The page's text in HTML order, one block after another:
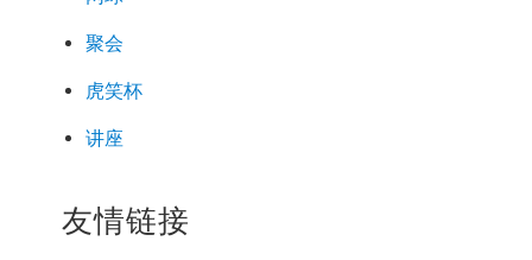
聚会
虎笑杯
讲座
友情链接